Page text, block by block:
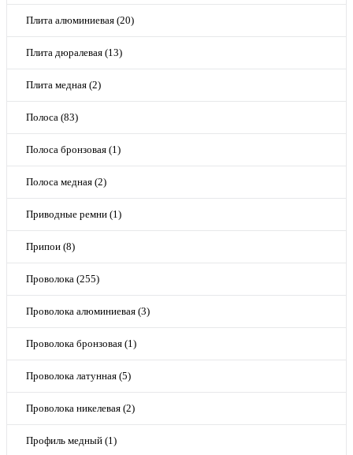
Плита алюминиевая (20)
Плита дюралевая (13)
Плита медная (2)
Полоса (83)
Полоса бронзовая (1)
Полоса медная (2)
Приводные ремни (1)
Припои (8)
Проволока (255)
Проволока алюминиевая (3)
Проволока бронзовая (1)
Проволока латунная (5)
Проволока никелевая (2)
Профиль медный (1)